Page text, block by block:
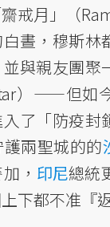
戒月」（
白晝，穆斯
與親友團聚
）——但如
了「防疫封
兩聖城的的
， 印尼總統
下都不准『